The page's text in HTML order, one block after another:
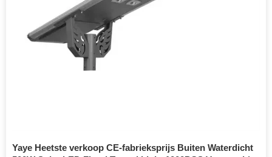
Yaye Heetste verkoop CE-fabrieksprijs Buiten Waterdicht